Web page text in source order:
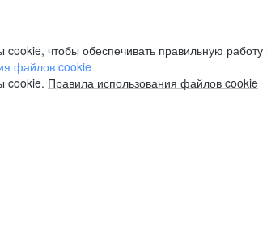
чтобы обеспечивать правильную работу
файлов cookie
cookie. Правила использования файлов cookie